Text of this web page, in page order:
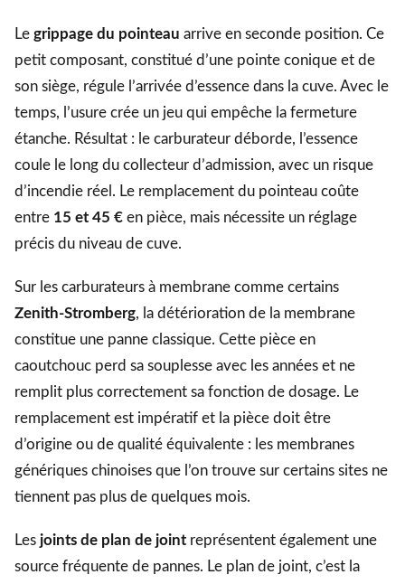
Le grippage du pointeau arrive en seconde position. Ce
petit composant, constitué d’une pointe conique et de
son siège, régule l’arrivée d’essence dans la cuve. Avec le
temps, l’usure crée un jeu qui empêche la fermeture
étanche. Résultat : le carburateur déborde, l’essence
coule le long du collecteur d’admission, avec un risque
d’incendie réel. Le remplacement du pointeau coûte
entre 15 et 45 € en pièce, mais nécessite un réglage
précis du niveau de cuve.
Sur les carburateurs à membrane comme certains
Zenith-Stromberg, la détérioration de la membrane
constitue une panne classique. Cette pièce en
caoutchouc perd sa souplesse avec les années et ne
remplit plus correctement sa fonction de dosage. Le
remplacement est impératif et la pièce doit être
d’origine ou de qualité équivalente : les membranes
génériques chinoises que l’on trouve sur certains sites ne
tiennent pas plus de quelques mois.
Les joints de plan de joint représentent également une
source fréquente de pannes. Le plan de joint, c’est la